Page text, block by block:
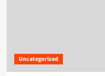
Uncategorized